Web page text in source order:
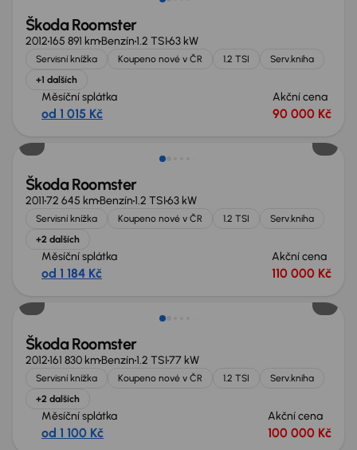
Škoda Roomster
2012165 891 kmBenzín1.2 TSI63 kW
Servisní knížka Koupeno nové v ČR 1.2 TSI
Serv.kniha
+1 dalších
Měsíční splátka
od 1 015 Kč
Akční cena
90 000 Kč
Zlevněno o 20 000 Kč
Škoda Roomster
201172 645 kmBenzín1.2 TSI63 kW
Servisní knížka Koupeno nové v ČR 1.2 TSI
Serv.kniha
+2 dalších
Měsíční splátka
od 1 184 Kč
Akční cena
110 000 Kč
Škoda Roomster
2012161 830 kmBenzín1.2 TSI77 kW
Servisní knížka Koupeno nové v ČR 1.2 TSI
Serv.kniha
+2 dalších
Měsíční splátka
od 1 100 Kč
Akční cena
100 000 Kč
Zlevněno o 10 000 Kč